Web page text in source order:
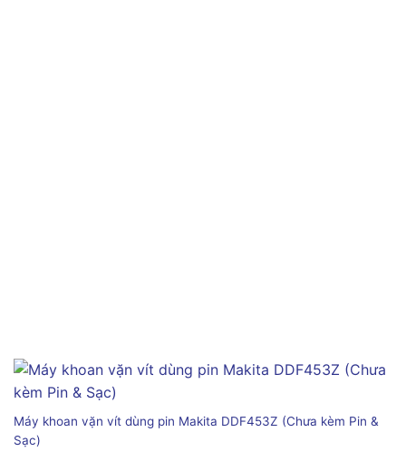
Máy khoan vặn vít dùng pin Makita DDF453Z (Chưa kèm Pin &
Sạc)